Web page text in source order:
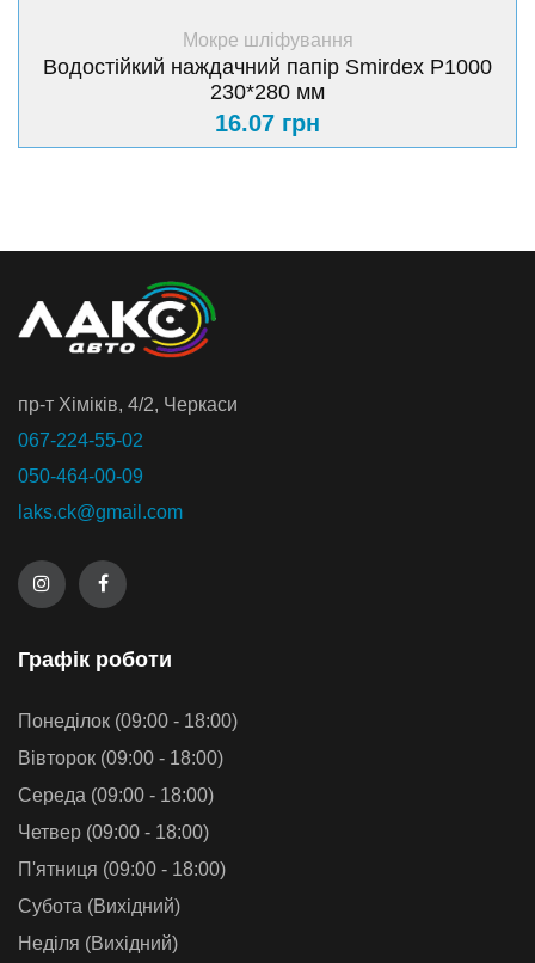
+ Купити
Мокре шліфування
Водостійкий наждачний папір Smirdex Р1000
230*280 мм
16.07 грн
пр-т Хiмiкiв, 4/2, Черкаси
067-224-55-02
050-464-00-09
laks.ck@gmail.com
Графiк роботи
Понеділок (09:00 - 18:00)
Вівторок (09:00 - 18:00)
Середа (09:00 - 18:00)
Четвер (09:00 - 18:00)
П'ятниця (09:00 - 18:00)
Субота (Вихідний)
Неділя (Вихідний)